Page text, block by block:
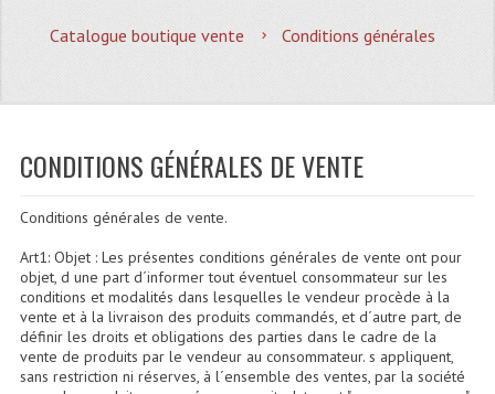
MAGASIN
Plan Acces, Horaires.
Location De Matériel
Le Matériel D´occasion
Recherche Avancée
Recevoir Nos Promotions
Catalogue boutique vente Conditions générales
CONDITIONS GÉNÉRALES DE VENTE
Conditions générales de vente.
Art1: Objet : Les présentes conditions générales de vente ont pour
objet, d une part d´informer tout éventuel consommateur sur les
conditions et modalités dans lesquelles le vendeur procède à la
vente et à la livraison des produits commandés, et d´autre part, de
définir les droits et obligations des parties dans le cadre de la
vente de produits par le vendeur au consommateur. s appliquent,
sans restriction ni réserves, à l´ensemble des ventes, par la société